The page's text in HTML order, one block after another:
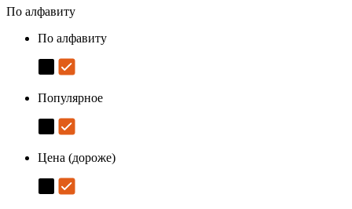
По алфавиту
По алфавиту
Популярное
Цена (дороже)